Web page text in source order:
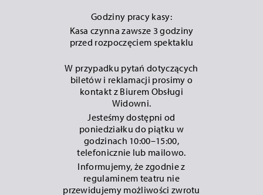
Godziny pracy kasy:
Kasa czynna zawsze 3 godziny
przed rozpoczęciem spektaklu
W przypadku pytań dotyczących
biletów i reklamacji prosimy o
kontakt z Biurem Obsługi
Widowni.
Jesteśmy dostępni od
poniedziałku do piątku w
godzinach 10:00–15:00,
telefonicznie lub mailowo.
Informujemy, że zgodnie z
regulaminem teatru nie
przewidujemy możliwości zwrotu